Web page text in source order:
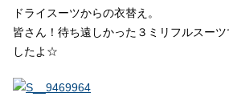
ドライスーツからの衣替え。
皆さん！待ち遠しかった３ミリフルスー
したよ☆